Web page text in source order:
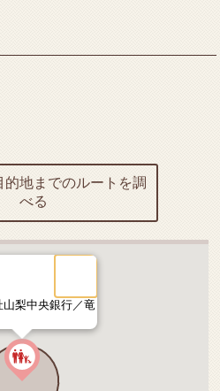
的地までのルートを調
べる
山梨中央銀行／竜